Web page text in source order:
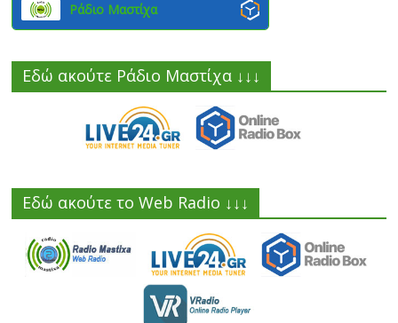
Ράδιο Μαστίχα
Εδώ ακούτε Ράδιο Μαστίχα ↓↓↓
Εδώ ακούτε το Web Radio ↓↓↓